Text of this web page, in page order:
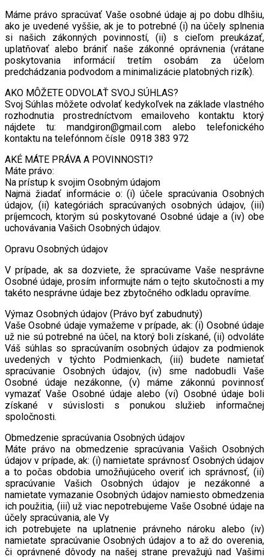
Máme právo spracúvať Vaše osobné údaje aj po dobu dlhšiu,
ako je uvedené vyššie, ak je to potrebné (i) na účely splnenia
si našich zákonných povinností, (ii) s cieľom preukázať,
uplatňovať alebo brániť naše zákonné oprávnenia (vrátane
poskytovania informácií tretím osobám za účelom
predchádzania podvodom a minimalizácie platobných rizík).
AKO MÔŽETE ODVOLAŤ SVOJ SÚHLAS?
Svoj Súhlas môžete odvolať kedykoľvek na základe vlastného
rozhodnutia prostredníctvom emailoveho kontaktu ktorý
nájdete tu: mandgiron@gmail.com alebo telefonického
kontaktu na telefónnom čísle 0918 383 972
AKÉ MÁTE PRÁVA A POVINNOSTI?
Máte právo:
Na prístup k svojim Osobným údajom
Najmä žiadať informácie o: (i) účele spracúvania Osobných
údajov, (ii) kategóriách spracúvaných osobných údajov, (iii)
príjemcoch, ktorým sú poskytované Osobné údaje a (iv) obe
uchovávania Vašich Osobných údajov.
Opravu Osobných údajov
V prípade, ak sa dozviete, že spracúvame Vaše nesprávne
Osobné údaje, prosím informujte nám o tejto skutočnosti a my
takéto nesprávne údaje bez zbytočného odkladu opravíme.
Výmaz Osobných údajov (Právo byť zabudnutý)
Vaše Osobné údaje vymažeme v prípade, ak: (i) Osobné údaje
už nie sú potrebné na účel, na ktorý boli získané, (ii) odvoláte
Váš súhlas so spracúvaním osobných údajov za podmienok
uvedených v týchto Podmienkach, (iii) budete namietať
spracúvanie Osobných údajov, (iv) sme nadobudli Vaše
Osobné údaje nezákonne, (v) máme zákonnú povinnosť
vymazať Vaše Osobné údaje alebo (vi) Osobné údaje boli
získané v súvislosti s ponukou služieb informačnej
spoločnosti.
Obmedzenie spracúvania Osobných údajov
Máte právo na obmedzenie spracúvania Vašich Osobných
údajov v prípade, ak: (i) namietate správnosť Osobných údajov
a to počas obdobia umožňujúceho overiť ich správnosť, (ii)
spracúvanie Vašich Osobných údajov je nezákonné a
namietate vymazanie Osobných údajov namiesto obmedzenia
ich použitia, (iii) už viac nepotrebujeme Vaše Osobné údaje na
účely spracúvania, ale Vy
ich potrebujete na uplatnenie právneho nároku alebo (iv)
namietate spracúvanie Osobných údajov a to až do overenia,
či oprávnené dôvody na našej strane prevažujú nad Vašimi